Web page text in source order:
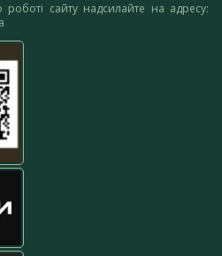
роботі сайту надсилайте на адресу: